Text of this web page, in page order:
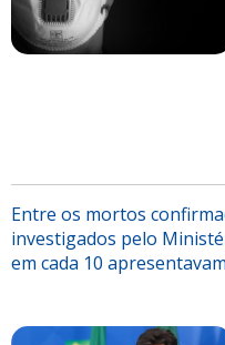
Entre os mortos
investigados pelo
em cada 10